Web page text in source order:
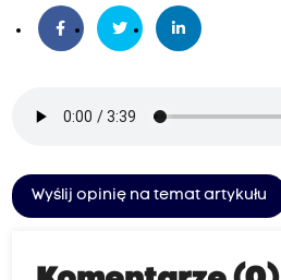
Wyślij opinię na temat artykułu